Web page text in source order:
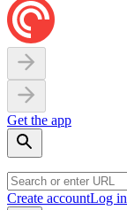
Get the app
Create accountLog in